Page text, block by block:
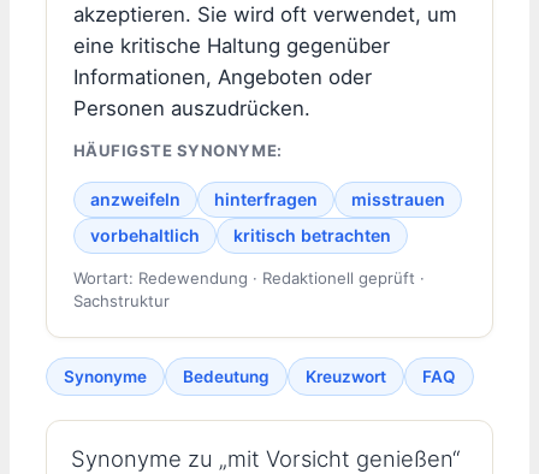
akzeptieren. Sie wird oft verwendet, um
eine kritische Haltung gegenüber
Informationen, Angeboten oder
Personen auszudrücken.
HÄUFIGSTE SYNONYME:
anzweifeln hinterfragen
misstrauen
vorbehaltlich
kritisch betrachten
Wortart: Redewendung · Redaktionell geprüft ·
Sachstruktur
Synonyme Bedeutung Kreuzwort FAQ
Synonyme zu „mit Vorsicht genießen“